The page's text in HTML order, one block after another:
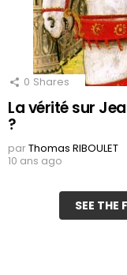
0 Shares
La vérité sur
?
parThomas RIBOULET
10 ans ago
SEE THE